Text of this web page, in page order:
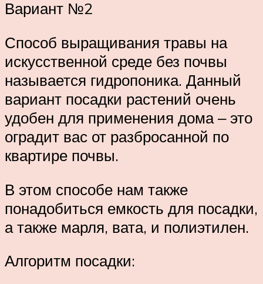
Вариант №2
Способ выращивания травы на
искусственной среде без почвы
называется гидропоника. Данный
вариант посадки растений очень
удобен для применения дома ‒ это
оградит вас от разбросанной по
квартире почвы.
В этом способе нам также
понадобиться емкость для посадки,
а также марля, вата, и полиэтилен.
Алгоритм посадки: